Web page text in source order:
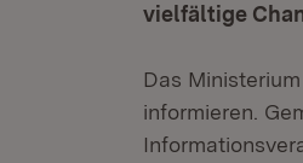
vielfältige
Das
informieren.